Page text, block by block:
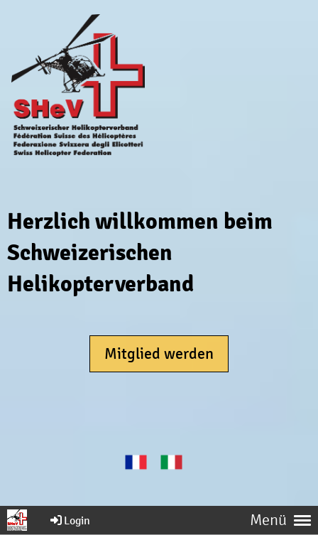
Herzlich willkommen beim
Schweizerischen
Helikopterverband
Mitglied werden
Menü
Login